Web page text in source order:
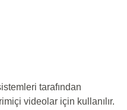
tarafından
videolar için kullanılır.